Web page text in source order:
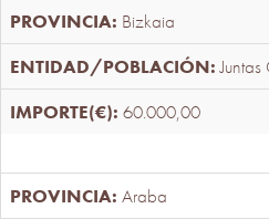
Bizkaia
60.000,00
Araba